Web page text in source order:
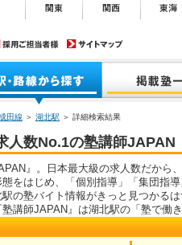
田線 ＞ 湖北駅 ＞ 詳細検索結果
人数No.1の塾講師JAPAN
』。日本最大級の求人数だから
をはじめ、「個別指導」「集団指
の塾バイト情報がきっと見つかるは
講師JAPAN』は湖北駅の「塾で働